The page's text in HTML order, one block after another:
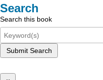
Search
Search this book
Submit Search